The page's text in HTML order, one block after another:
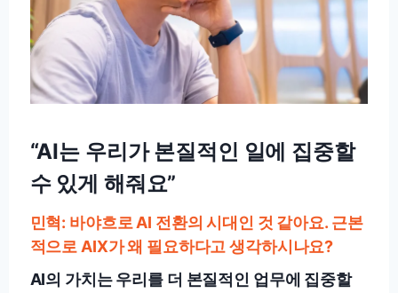
“AI는 우리가 본질적인 일에 집중할
수 있게 해줘요”
민혁: 바야흐로 AI 전환의 시대인 것 같아요. 근본
적으로 AIX가 왜 필요하다고 생각하시나요?
AI의 가치는 우리를 더 본질적인 업무에 집중할